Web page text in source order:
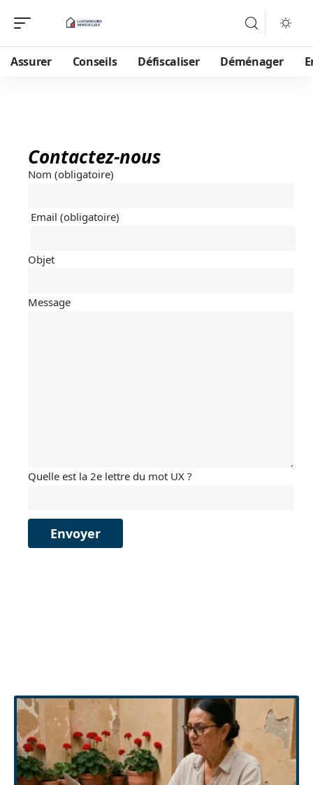
Assurer Conseils Défiscaliser Déménager
Contactez-nous
Nom (obligatoire)
Email (obligatoire)
Objet
Message
Quelle est la 2e lettre du mot UX ?